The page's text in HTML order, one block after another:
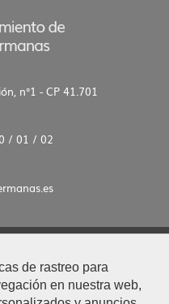
de rastreo para
en nuestra web,
n°1 - CP 41.701
/ 01 / 02
de Datos